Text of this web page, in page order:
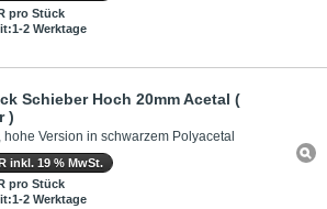
pro Stück
2 Werktage
Schieber Hoch 20mm Acetal (
)
hohe Version in schwarzem Polyacetal
inkl. 19 % MwSt.
pro Stück
2 Werktage